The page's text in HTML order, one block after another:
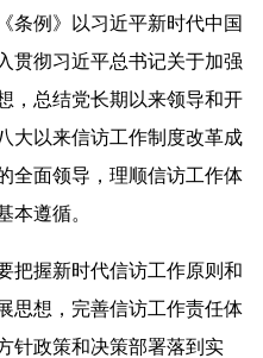
条例》以习近平新时代中国
贯彻习近平总书记关于加强
，总结党长期以来领导和开
大以来信访工作制度改革成
全面领导，理顺信访工作体
本遵循。
握新时代信访工作原则和
思想，完善信访工作责任体
针政策和决策部署落到实